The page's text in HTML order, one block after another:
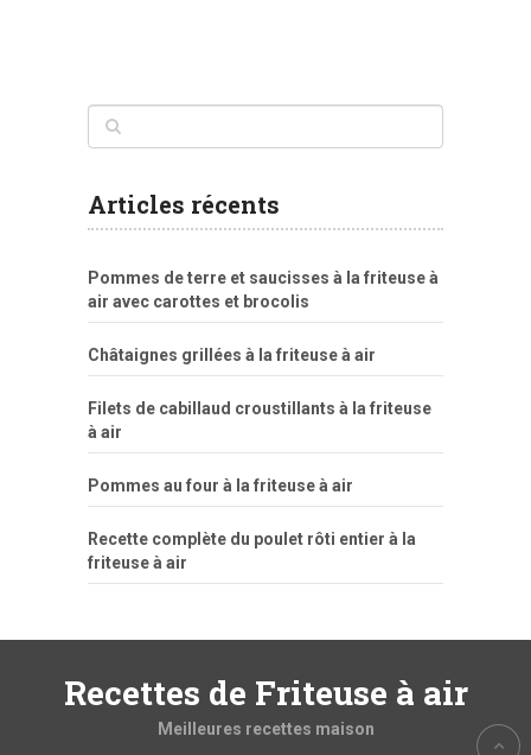
Articles récents
Pommes de terre et saucisses à la friteuse à
air avec carottes et brocolis
Châtaignes grillées à la friteuse à air
Filets de cabillaud croustillants à la friteuse
à air
Pommes au four à la friteuse à air
Recette complète du poulet rôti entier à la
friteuse à air
Recettes de Friteuse à air
Meilleures recettes maison